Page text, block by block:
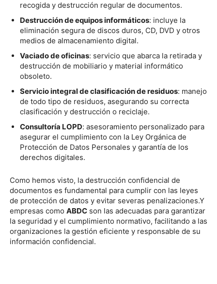
recogida y destrucción regular de documentos.
Destrucción de equipos informáticos: incluye la
eliminación segura de discos duros, CD, DVD y otros
medios de almacenamiento digital.
Vaciado de oficinas: servicio que abarca la retirada y
destrucción de mobiliario y material informático
obsoleto.
Servicio integral de clasificación de residuos: manejo
de todo tipo de residuos, asegurando su correcta
clasificación y destrucción o reciclaje.
Consultoría LOPD: asesoramiento personalizado para
asegurar el cumplimiento con la Ley Orgánica de
Protección de Datos Personales y garantía de los
derechos digitales.
Como hemos visto, la destrucción confidencial de
documentos es fundamental para cumplir con las leyes
de protección de datos y evitar severas penalizaciones.Y
empresas como ABDC son las adecuadas para garantizar
la seguridad y el cumplimiento normativo, facilitando a las
organizaciones la gestión eficiente y responsable de su
información confidencial.